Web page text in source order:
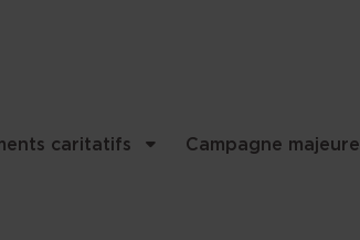
navigation, etc..
caritatifs Campagne majeure